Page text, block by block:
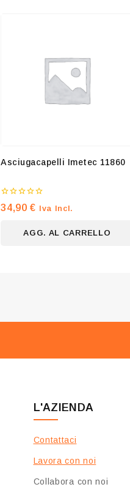
Asciugacapelli Imetec 11860
0
su
34,90€ Iva Incl.
AGG. AL CARRELLO
L'AZIENDA
Contattaci
Lavora con noi
Collabora con noi